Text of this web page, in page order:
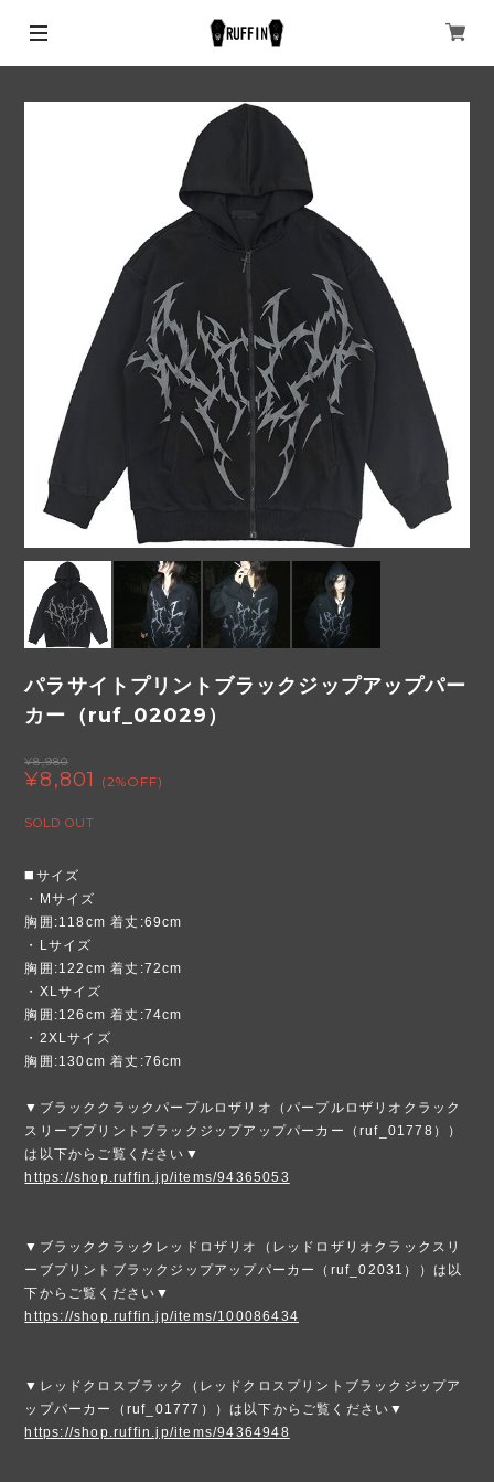
パラサイトプリントブラックジップアップパー
カー（ruf_02029）
¥8,980
¥8,801 (2%OFF)
SOLD OUT
◼️サイズ
・Mサイズ
胸囲:118cm 着丈:69cm
・Lサイズ
胸囲:122cm 着丈:72cm
・XLサイズ
胸囲:126cm 着丈:74cm
・2XLサイズ
胸囲:130cm 着丈:76cm
▼ブラッククラックパープルロザリオ（パープルロザリオクラック
スリーブプリントブラックジップアップパーカー（ruf_01778））
は以下からご覧ください▼
https://shop.ruffin.jp/items/94365053
▼ブラッククラックレッドロザリオ（レッドロザリオクラックスリ
ーブプリントブラックジップアップパーカー（ruf_02031））は以
下からご覧ください▼
https://shop.ruffin.jp/items/100086434
▼レッドクロスブラック（レッドクロスプリントブラックジップア
ップパーカー（ruf_01777））は以下からご覧ください▼
https://shop.ruffin.jp/items/94364948